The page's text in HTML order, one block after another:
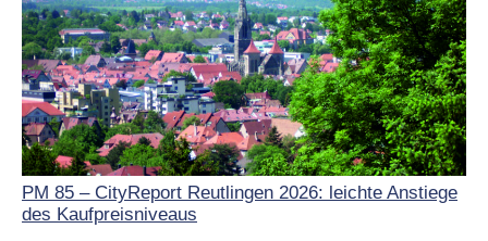
PM 85 – CityReport Reutlingen 2026: leichte Anstiege
des Kaufpreisniveaus